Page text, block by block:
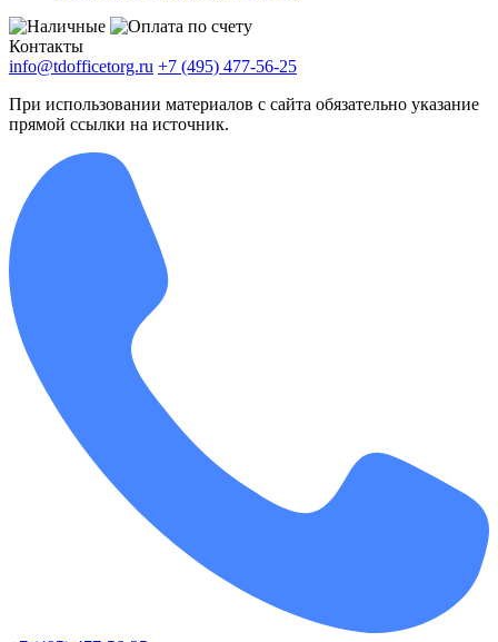
Контакты
info@tdofficetorg.ru +7 (495) 477-56-25
При использовании материалов с сайта обязательно указание
прямой ссылки на источник.